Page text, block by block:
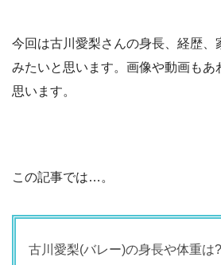
今回は古川愛梨さんの身長、経歴、
みたいと思います。画像や動画もあ
思います。
この記事では…。
古川愛梨(バレー)の身長や体重は?